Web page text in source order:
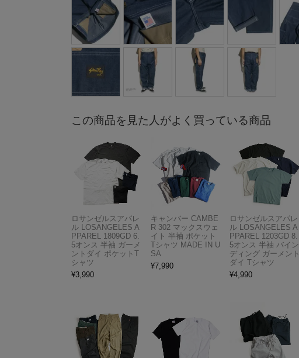
この商品を見た人がよく買っている商品
ロサンゼルスアパレ
ル LOSANGELES A
PPAREL 1809GD 6.
5オンス 半袖 ガーメ
ントダイ ポケットT
シャツ
¥3,990
キャンバー CAMBE
R 302 マックスウェ
イト 半袖 ポケット
Tシャツ MADE IN U
SA
¥7,990
ロサンゼルスアパレ
ル LOSANGELES A
PPAREL 1203GD 8.
5オンス 半袖 バイン
ディング ガーメント
ダイ Tシャツ
¥4,990